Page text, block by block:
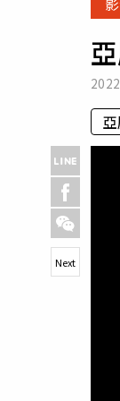
Next